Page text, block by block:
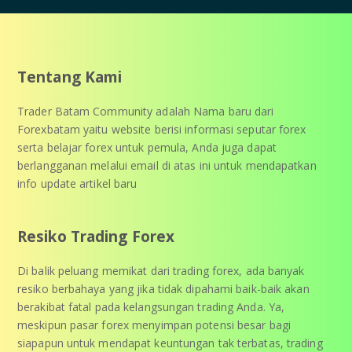
Tentang Kami
Trader Batam Community adalah Nama baru dari
Forexbatam yaitu website berisi informasi seputar forex
serta belajar forex untuk pemula, Anda juga dapat
berlangganan melalui email di atas ini untuk mendapatkan
info update artikel baru
Resiko Trading Forex
Di balik peluang memikat dari trading forex, ada banyak
resiko berbahaya yang jika tidak dipahami baik-baik akan
berakibat fatal pada kelangsungan trading Anda. Ya,
meskipun pasar forex menyimpan potensi besar bagi
siapapun untuk mendapat keuntungan tak terbatas, trading